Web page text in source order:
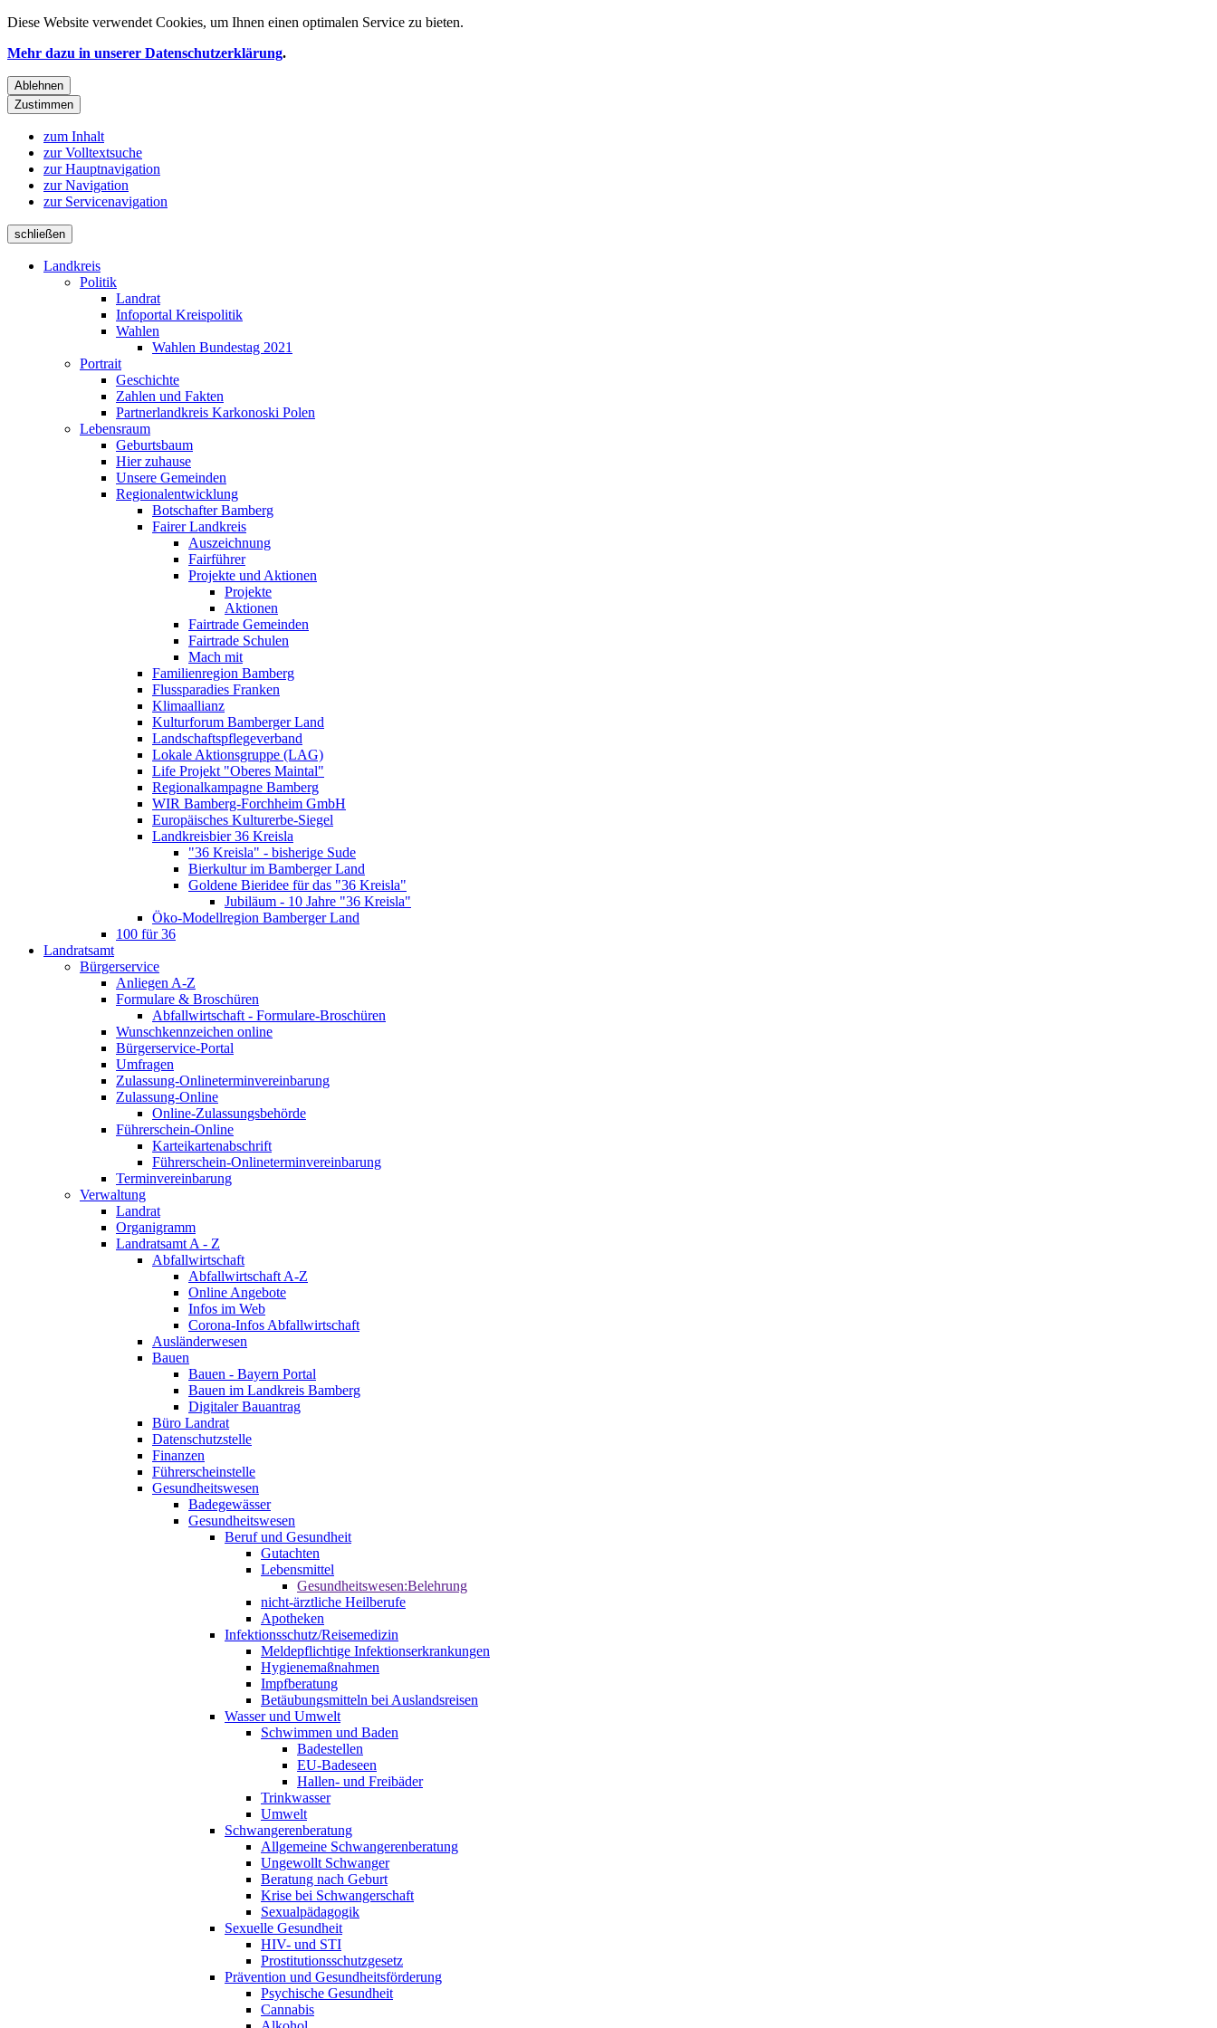
Diese Website verwendet Cookies, um Ihnen einen optimalen Service zu bieten.
Mehr dazu in unserer Datenschutzerklärung.
Ablehnen
Zustimmen
zum Inhalt
zur Volltextsuche
zur Hauptnavigation
zur Navigation
zur Servicenavigation
schließen
Landkreis
Politik
Landrat
Infoportal Kreispolitik
Wahlen
Wahlen Bundestag 2021
Portrait
Geschichte
Zahlen und Fakten
Partnerlandkreis Karkonoski Polen
Lebensraum
Geburtsbaum
Hier zuhause
Unsere Gemeinden
Regionalentwicklung
Botschafter Bamberg
Fairer Landkreis
Auszeichnung
Fairführer
Projekte und Aktionen
Projekte
Aktionen
Fairtrade Gemeinden
Fairtrade Schulen
Mach mit
Familienregion Bamberg
Flussparadies Franken
Klimaallianz
Kulturforum Bamberger Land
Landschaftspflegeverband
Lokale Aktionsgruppe (LAG)
Life Projekt "Oberes Maintal"
Regionalkampagne Bamberg
WIR Bamberg-Forchheim GmbH
Europäisches Kulturerbe-Siegel
Landkreisbier 36 Kreisla
"36 Kreisla" - bisherige Sude
Bierkultur im Bamberger Land
Goldene Bieridee für das "36 Kreisla"
Jubiläum - 10 Jahre "36 Kreisla"
Öko-Modellregion Bamberger Land
100 für 36
Landratsamt
Bürgerservice
Anliegen A-Z
Formulare & Broschüren
Abfallwirtschaft - Formulare-Broschüren
Wunschkennzeichen online
Bürgerservice-Portal
Umfragen
Zulassung-Onlineterminvereinbarung
Zulassung-Online
Online-Zulassungsbehörde
Führerschein-Online
Karteikartenabschrift
Führerschein-Onlineterminvereinbarung
Terminvereinbarung
Verwaltung
Landrat
Organigramm
Landratsamt A - Z
Abfallwirtschaft
Abfallwirtschaft A-Z
Online Angebote
Infos im Web
Corona-Infos Abfallwirtschaft
Ausländerwesen
Bauen
Bauen - Bayern Portal
Bauen im Landkreis Bamberg
Digitaler Bauantrag
Büro Landrat
Datenschutzstelle
Finanzen
Führerscheinstelle
Gesundheitswesen
Badegewässer
Gesundheitswesen
Beruf und Gesundheit
Gutachten
Lebensmittel
Gesundheitswesen:Belehrung
nicht-ärztliche Heilberufe
Apotheken
Infektionsschutz/Reisemedizin
Meldepflichtige Infektionserkrankungen
Hygienemaßnahmen
Impfberatung
Betäubungsmitteln bei Auslandsreisen
Wasser und Umwelt
Schwimmen und Baden
Badestellen
EU-Badeseen
Hallen- und Freibäder
Trinkwasser
Umwelt
Schwangerenberatung
Allgemeine Schwangerenberatung
Ungewollt Schwanger
Beratung nach Geburt
Krise bei Schwangerschaft
Sexualpädagogik
Sexuelle Gesundheit
HIV- und STI
Prostitutionsschutzgesetz
Prävention und Gesundheitsförderung
Psychische Gesundheit
Cannabis